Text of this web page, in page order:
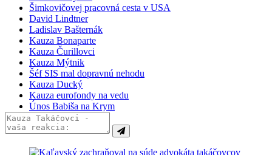
Šimkovičovej pracovná cesta v USA
David Lindtner
Ladislav Bašternák
Kauza Bonaparte
Kauza Čurillovci
Kauza Mýtnik
Šéf SIS mal dopravnú nehodu
Kauza Ducký
Kauza eurofondy na vedu
Únos Babiša na Krym